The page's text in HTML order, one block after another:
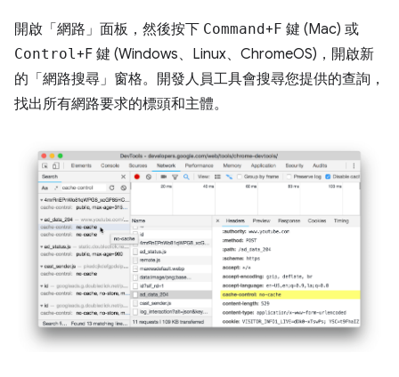
開啟「網路」 面板，然後按下 Command+F 鍵 (Mac) 或
Control+F 鍵 (Windows、Linux、ChromeOS)，開啟新
的「網路搜尋」 窗格。開發人員工具會搜尋您提供的查詢，
找出所有網路要求的標頭和主體。